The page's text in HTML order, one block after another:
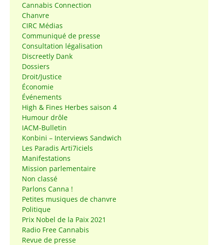
Cannabis Connection
Chanvre
CIRC Médias
Communiqué de presse
Consultation légalisation
Discreetly Dank
Dossiers
Droit/Justice
Économie
Événements
High & Fines Herbes saison 4
Humour drôle
IACM-Bulletin
Konbini – Interviews Sandwich
Les Paradis Arti7iciels
Manifestations
Mission parlementaire
Non classé
Parlons Canna !
Petites musiques de chanvre
Politique
Prix Nobel de la Paix 2021
Radio Free Cannabis
Revue de presse